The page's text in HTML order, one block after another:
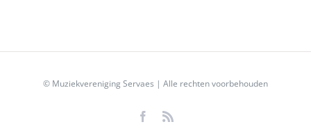
© Muziekvereniging Servaes | Alle rechten voorbehouden
Facebook